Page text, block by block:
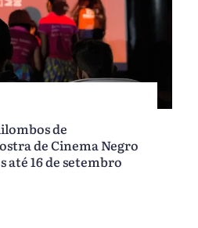
de
de Cinema Negro
até 16 de setembro